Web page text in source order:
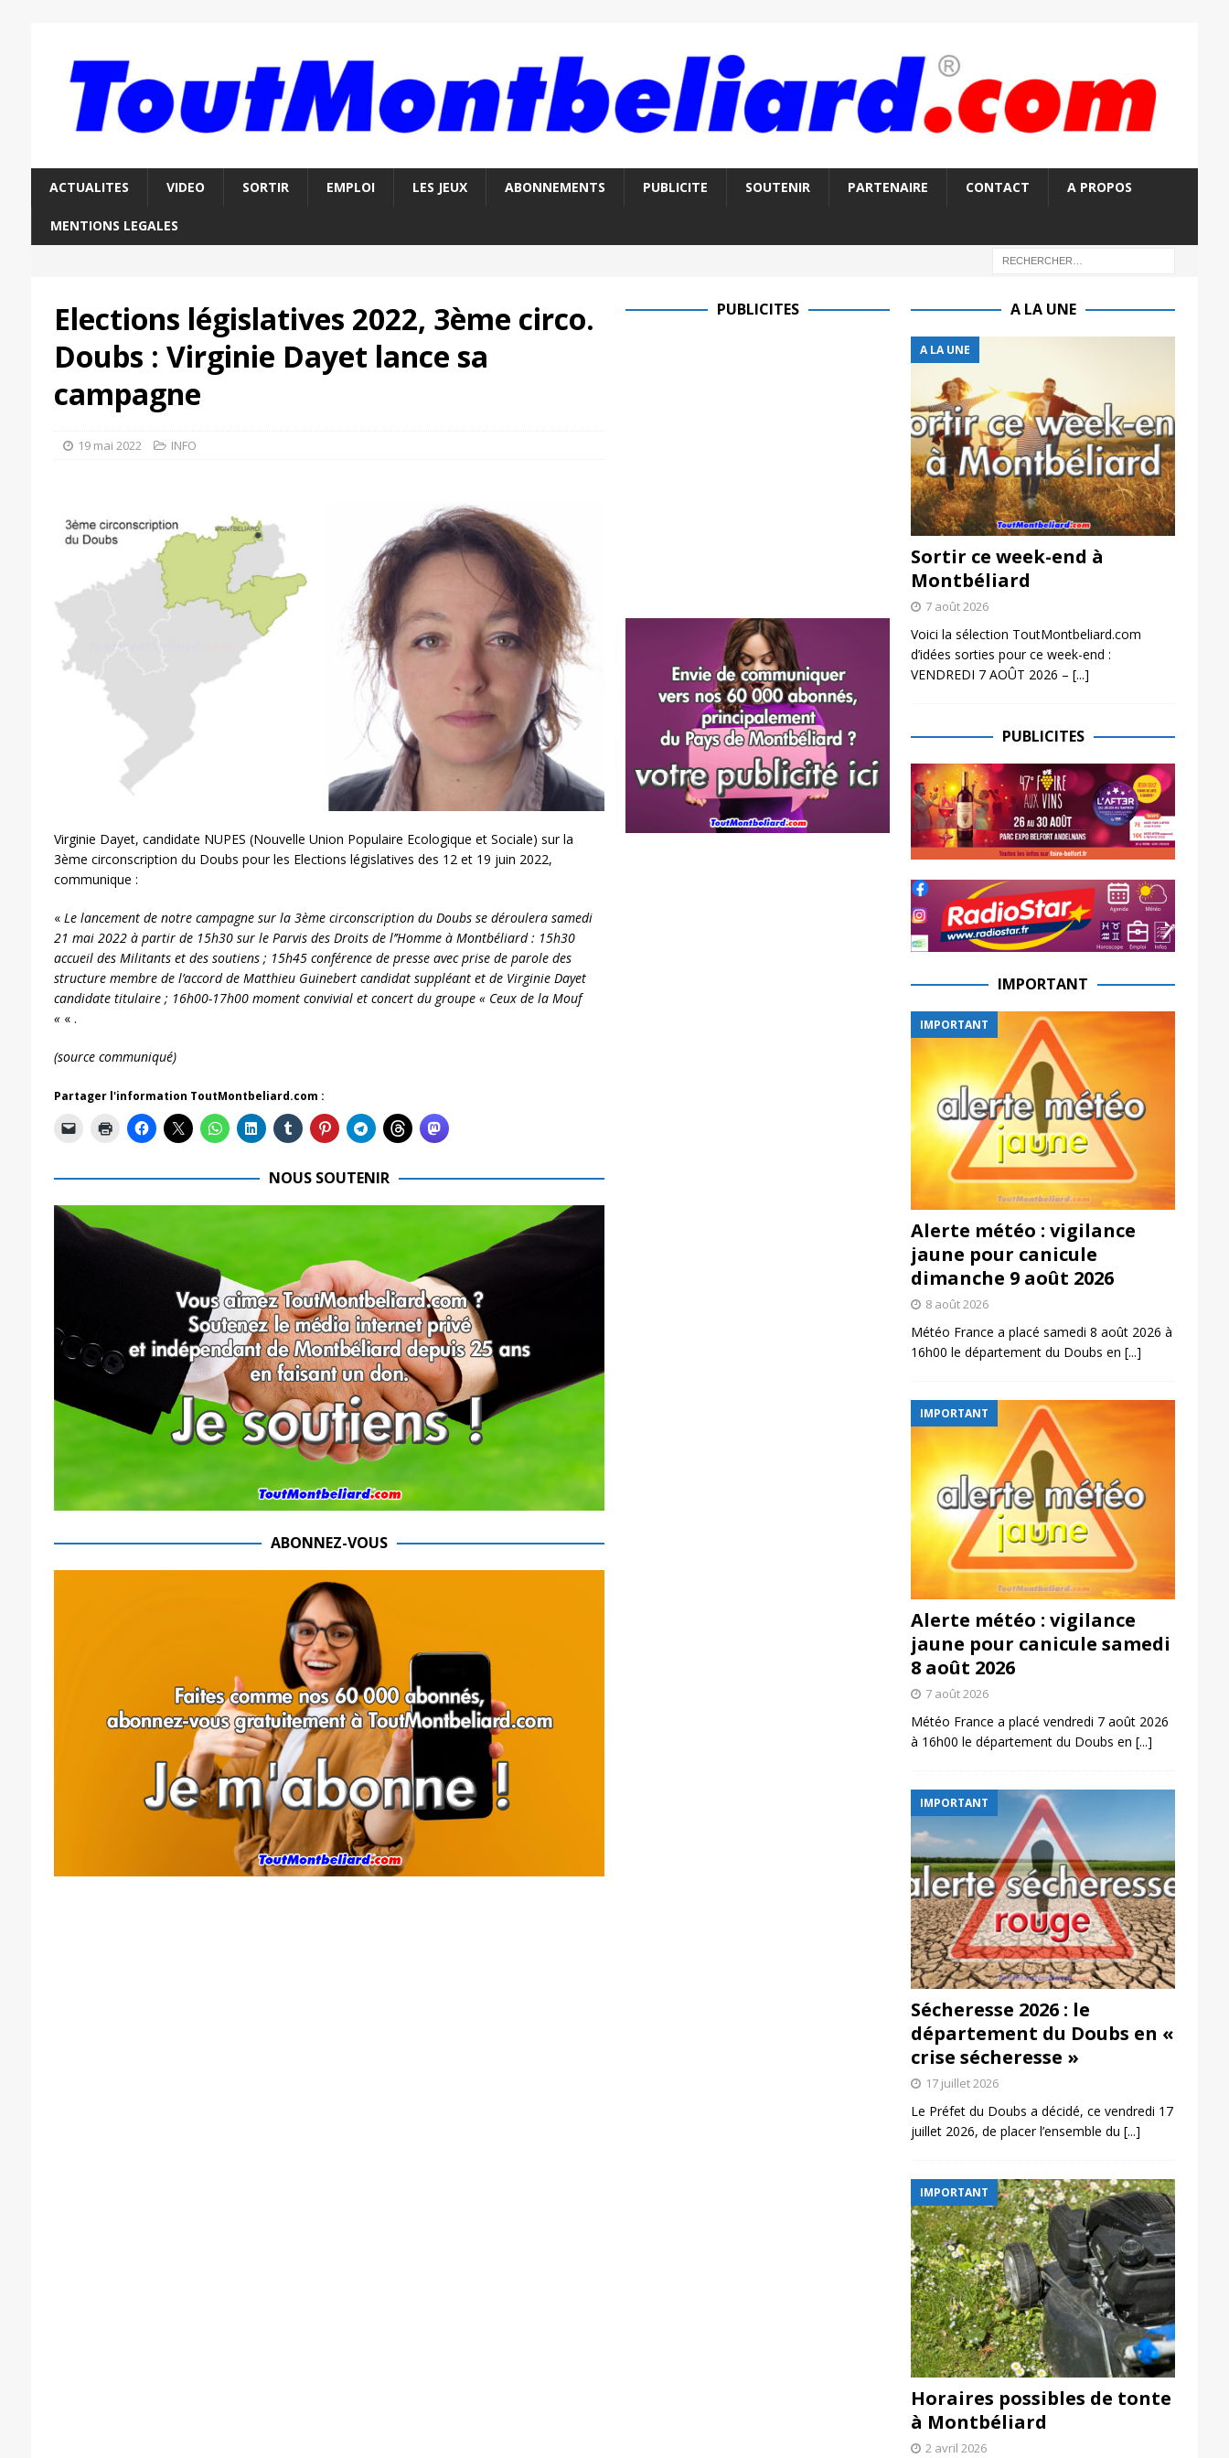
ACTUALITES VIDEO SORTIR EMPLOI LES JEUX ABONNEMENTS PUBLICITE SOUTENIR PARTENAIRE CONTACT A PROPOS
MENTIONS LEGALES
Elections législatives 2022, 3ème circo.
Doubs : Virginie Dayet lance sa
campagne
19 mai 2022 INFO
Virginie Dayet, candidate NUPES (Nouvelle Union Populaire Ecologique et Sociale) sur la
3ème circonscription du Doubs pour les Elections législatives des 12 et 19 juin 2022,
communique :
« Le lancement de notre campagne sur la 3ème circonscription du Doubs se déroulera samedi
21 mai 2022 à partir de 15h30 sur le Parvis des Droits de l’’Homme à Montbéliard : 15h30
accueil des Militants et des soutiens ; 15h45 conférence de presse avec prise de parole des
structure membre de l’accord de Matthieu Guinebert candidat suppléant et de Virginie Dayet
candidate titulaire ; 16h00-17h00 moment convivial et concert du groupe « Ceux de la Mouf
« « .
(source communiqué)
Partager l'information ToutMontbeliard.com :
NOUS SOUTENIR
ABONNEZ-VOUS
PUBLICITES A LA UNE
A LA UNE
Sortir ce week-end à
Montbéliard
7 août 2026
Voici la sélection ToutMontbeliard.com
d’idées sorties pour ce week-end :
VENDREDI 7 AOÛT 2026 – [...]
PUBLICITES
IMPORTANT
IMPORTANT
Alerte météo : vigilance
jaune pour canicule
dimanche 9 août 2026
8 août 2026
Météo France a placé samedi 8 août 2026 à
16h00 le département du Doubs en [...]
IMPORTANT
Alerte météo : vigilance
jaune pour canicule samedi
8 août 2026
7 août 2026
Météo France a placé vendredi 7 août 2026
à 16h00 le département du Doubs en [...]
IMPORTANT
Sécheresse 2026 : le
département du Doubs en «
crise sécheresse »
17 juillet 2026
Le Préfet du Doubs a décidé, ce vendredi 17
juillet 2026, de placer l’ensemble du [...]
IMPORTANT
Horaires possibles de tonte
à Montbéliard
2 avril 2026